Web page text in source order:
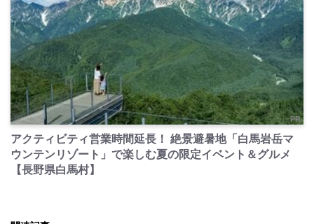
PR
アクティビティ営業時間延長！ 絶景避暑地「白馬岩岳マ
ウンテンリゾート」で楽しむ夏の限定イベント＆グルメ
【長野県白馬村】